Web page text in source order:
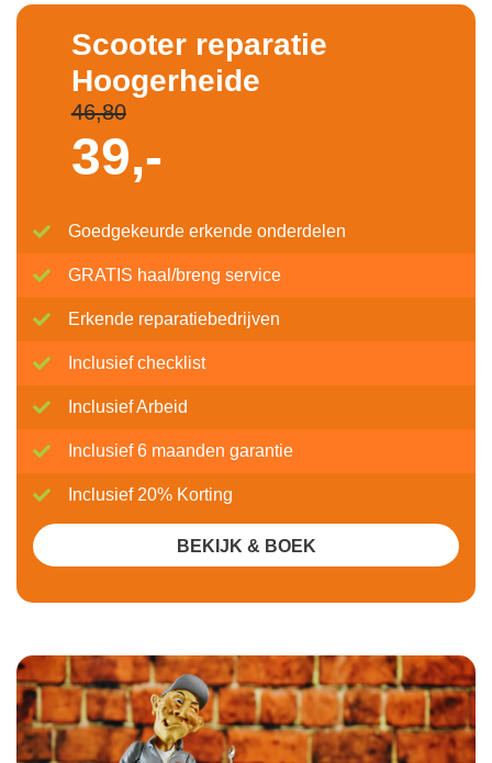
Scooter reparatie
Hoogerheide
46,80
39,-
Goedgekeurde erkende onderdelen
GRATIS haal/breng service
Erkende reparatiebedrijven
Inclusief checklist
Inclusief Arbeid
Inclusief 6 maanden garantie
Inclusief 20% Korting
BEKIJK & BOEK